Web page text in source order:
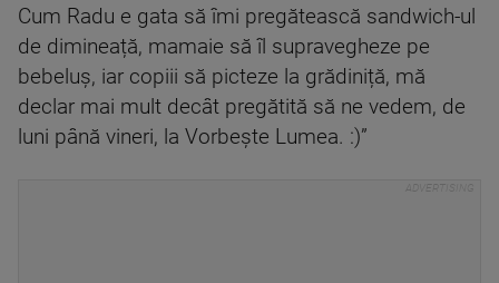
Cum Radu e gata să îmi pregătească sandwich-ul
de dimineață, mamaie să îl supravegheze pe
bebeluș, iar copiii să picteze la grădiniță, mă
declar mai mult decât pregătită să ne vedem, de
luni până vineri, la Vorbește Lumea. :)”